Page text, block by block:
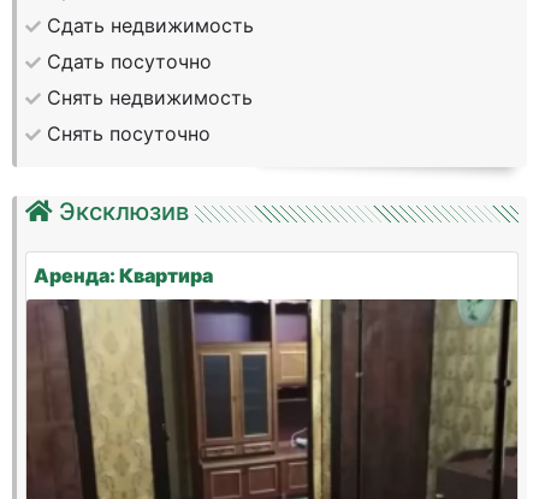
Сдать недвижимость
Сдать посуточно
Снять недвижимость
Снять посуточно
Эксклюзив
Аренда: Квартира